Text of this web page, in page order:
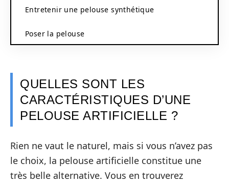
Entretenir une pelouse synthétique
Poser la pelouse
QUELLES SONT LES
CARACTÉRISTIQUES D’UNE
PELOUSE ARTIFICIELLE ?
Rien ne vaut le naturel, mais si vous n’avez pas
le choix, la pelouse artificielle constitue une
très belle alternative. Vous en trouverez